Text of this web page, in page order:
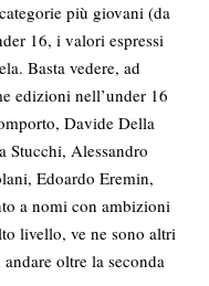
più giovani (da
16, i valori espressi
Basta vedere, ad
edizioni nell’under 16
Davide Della
Stucchi, Alessandro
Edoardo Eremin,
a nomi con ambizioni
livello, ve ne sono altri
oltre la seconda